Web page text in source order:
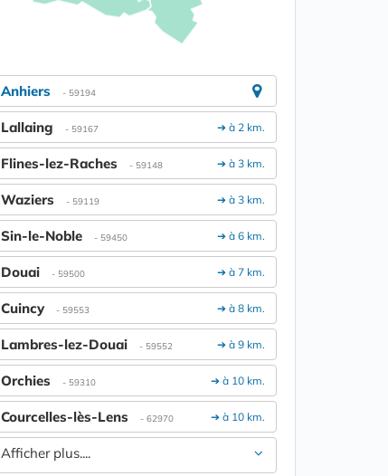
Anhiers - 59194
➔ à 2 km.
Lallaing - 59167
➔ à 3 km.
Flines-lez-Raches - 59148
➔ à 3 km.
Waziers - 59119
➔ à 6 km.
Sin-le-Noble - 59450
➔ à 7 km.
Douai - 59500
➔ à 8 km.
Cuincy - 59553
➔ à 9 km.
Lambres-lez-Douai - 59552
➔ à 10 km.
Orchies - 59310
➔ à 10 km.
Courcelles-lès-Lens - 62970
Afficher plus....